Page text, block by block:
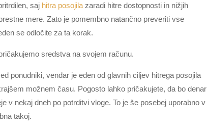
saj hitra posojila zaradi hitre dostopnosti in nižjih
mere. Zato je pomembno natančno preveriti vse
se odločite za ta korak.
sredstva na svojem računu.
ponudniki, vendar je eden od glavnih ciljev hitrega posojila
možnem času. Pogosto lahko pričakujete, da bo denar
v nekaj dneh po potrditvi vloge. To je še posebej uporabno v
takoj.